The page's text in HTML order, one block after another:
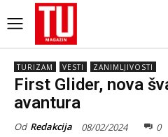
TURIZAM VESTI ZANIMLJIVOSTI
First Glider, nova
avantura
Od Redakcija 08/02/2024 0